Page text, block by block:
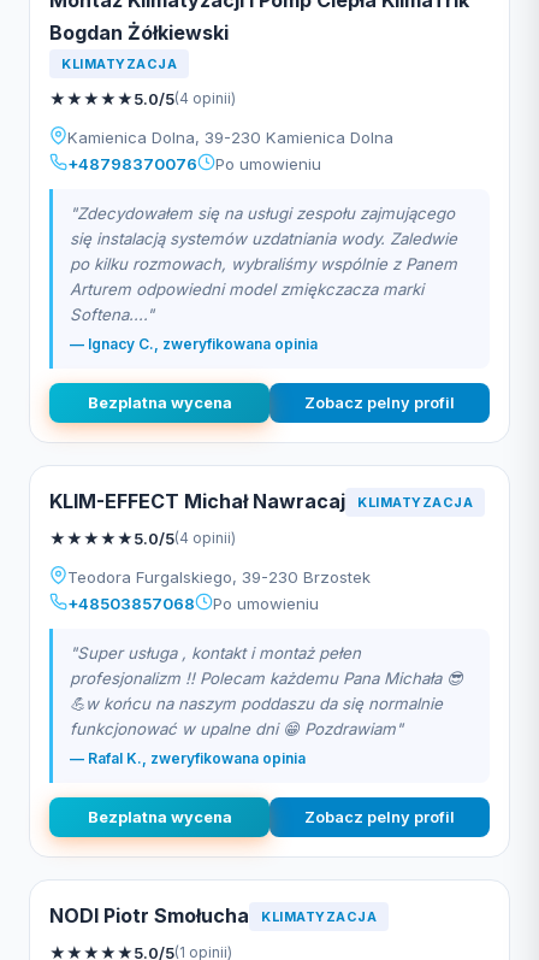
Bogdan Żółkiewski
KLIMATYZACJA
★★★★★5.0/5(4 opinii)
Kamienica Dolna, 39-230 Kamienica Dolna
+48798370076
Po umowieniu
"Zdecydowałem się na usługi zespołu zajmującego
się instalacją systemów uzdatniania wody. Zaledwie
po kilku rozmowach, wybraliśmy wspólnie z Panem
Arturem odpowiedni model zmiękczacza marki
Softena...."
— Ignacy C., zweryfikowana opinia
Bezplatna wycena Zobacz pelny profil
KLIM-EFFECT Michał Nawracaj KLIMATYZACJA
★★★★★5.0/5(4 opinii)
Teodora Furgalskiego, 39-230 Brzostek
+48503857068
Po umowieniu
"Super usługa , kontakt i montaż pełen
profesjonalizm !! Polecam każdemu Pana Michała 😎
💪w końcu na naszym poddaszu da się normalnie
funkcjonować w upalne dni 😁 Pozdrawiam"
— Rafal K., zweryfikowana opinia
Bezplatna wycena Zobacz pelny profil
NODI Piotr Smołucha KLIMATYZACJA
★★★★★5.0/5(1 opinii)